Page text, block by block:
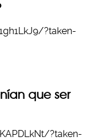
?taken-
que ser
?taken-